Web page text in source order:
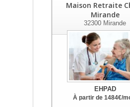
Maison Retraite
Mirande
32300 Mirande
EHPAD
À partir de 1484€/